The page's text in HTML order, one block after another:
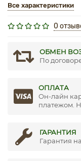
Все характеристики
0
ОБМЕН
По
ОПЛАТА
Он-лайн
платежом.
ГАРАНТИЯ
Гарантия